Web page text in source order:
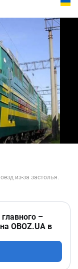
–
OBOZ.UA в